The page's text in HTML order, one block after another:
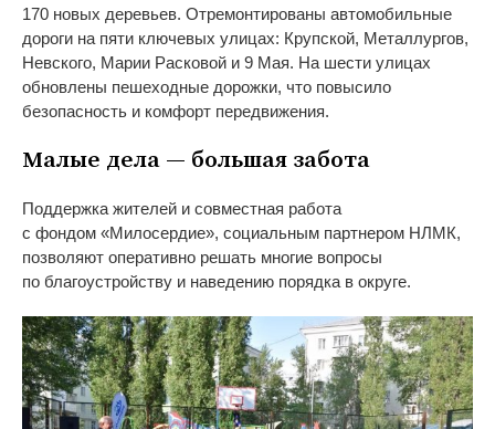
170 новых деревьев. Отремонтированы автомобильные
дороги на пяти ключевых улицах: Крупской, Металлургов,
Невского, Марии Расковой и 9 Мая. На шести улицах
обновлены пешеходные дорожки, что повысило
безопасность и комфорт передвижения.
Малые дела — большая забота
Поддержка жителей и совместная работа
с фондом «Милосердие», социальным партнером НЛМК,
позволяют оперативно решать многие вопросы
по благоустройству и наведению порядка в округе.